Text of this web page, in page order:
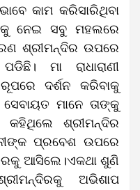
କାମ କରିସାରିଥିବା
ନେଇ ସବୁ ମହଲରେ
ଶ୍ରୀମନ୍ଦିର ଉପରେ
ମା ରାଧାରାଣୀ
ଦର୍ଶନ କରିବାକୁ
ମାନେ ତାଙ୍କୁ
ଶ୍ରୀମନ୍ଦିର
ପ୍ରବେଶ ଉପରେ
ଆସିଲେ।ଏକଥା ଶୁଣି
ଅଭିଶାପ